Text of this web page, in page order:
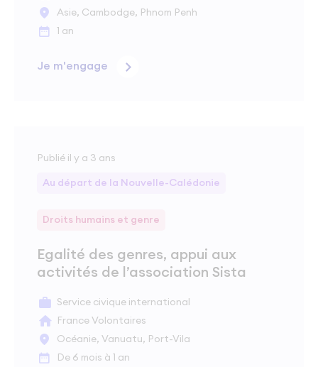
Asie, Cambodge, Phnom Penh
1 an
Je m'engage
Au départ de la Nouvelle-Calédonie
Droits humains et genre
Egalité des genres, appui aux
activités de l’association Sista
Service civique international
France Volontaires
Océanie, Vanuatu, Port-Vila
Publié il y a 3 ans
De 6 mois à 1 an